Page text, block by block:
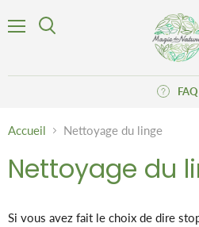
FAQ
Accueil Nettoyage du linge
Nettoyage du
Si vous avez fait le choix de dire